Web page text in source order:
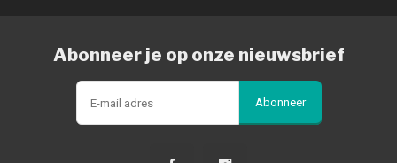
Abonneer je op onze nieuwsbrief
Abonneer